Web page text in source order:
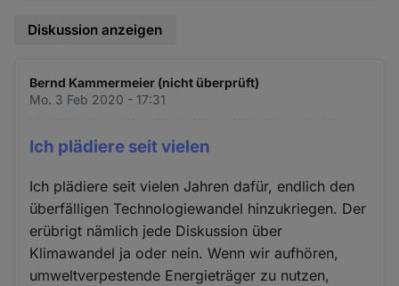
Diskussion anzeigen
Bernd Kammermeier (nicht überprüft)
Mo. 3 Feb 2020 - 17:31
Ich plädiere seit vielen
Ich plädiere seit vielen Jahren dafür, endlich den
überfälligen Technologiewandel hinzukriegen. Der
erübrigt nämlich jede Diskussion über
Klimawandel ja oder nein. Wenn wir aufhören,
umweltverpestende Energieträger zu nutzen,